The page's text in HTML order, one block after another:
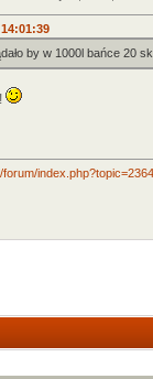
by w 1000l bańce 20